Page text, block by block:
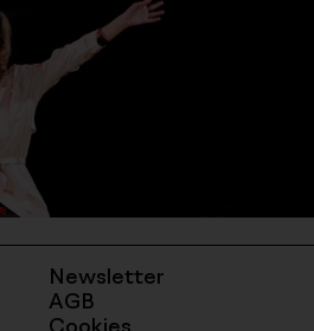
Newsletter
AGB
Cookies